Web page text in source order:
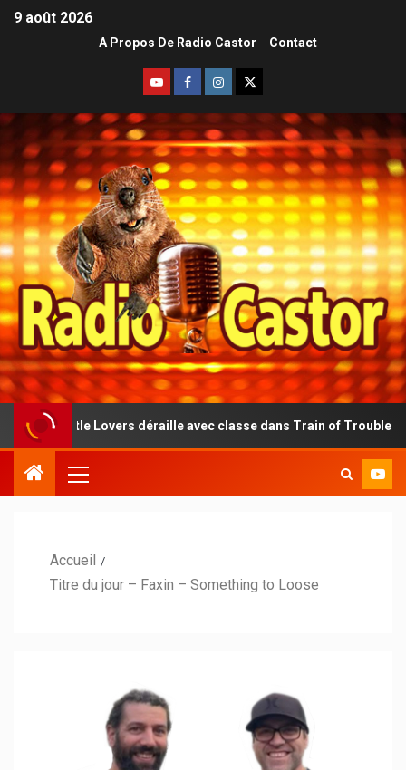
9 août 2026
A Propos De Radio Castor Contact
Lovers déraille avec classe dans Train of Troubles
Accueil
Titre du jour – Faxin – Something to Loose